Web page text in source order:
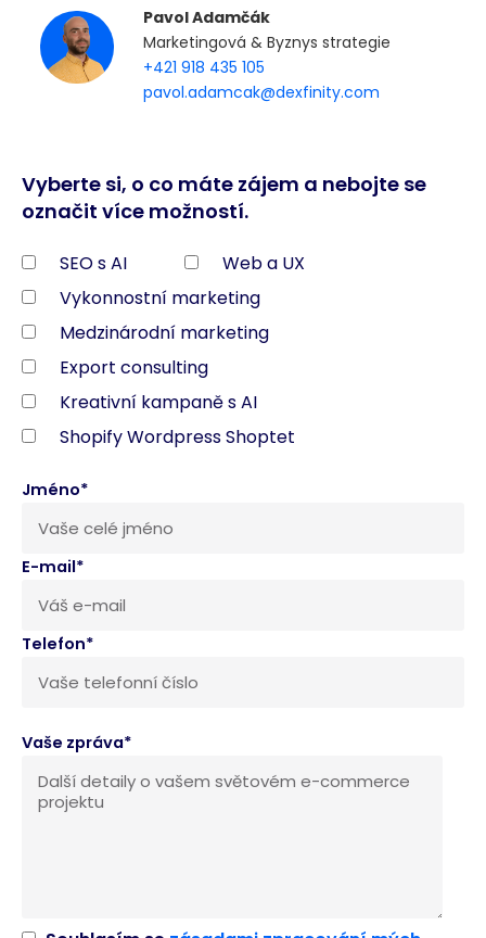
Pavol Adamčák
Marketingová & Byznys strategie
+421 918 435 105
pavol.adamcak@dexfinity.com
Vyberte si, o co máte zájem a nebojte se
označit více možností.
SEO s AI
Web a UX
Vykonnostní marketing
Medzinárodní marketing
Export consulting
Kreativní kampaně s AI
Shopify Wordpress Shoptet
Jméno*
E-mail*
Telefon*
Vaše zpráva*